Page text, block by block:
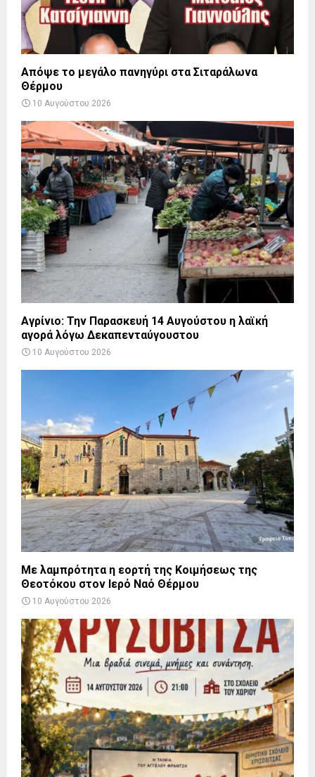
Απόψε το μεγάλο πανηγύρι στα Σιταράλωνα
Θέρμου
10 Αυγούστου 2026
Αγρίνιο: Την Παρασκευή 14 Αυγούστου η λαϊκή
αγορά λόγω Δεκαπενταύγουστου
10 Αυγούστου 2026
Με λαμπρότητα η εορτή της Κοιμήσεως της
Θεοτόκου στον Ιερό Ναό Θέρμου
10 Αυγούστου 2026